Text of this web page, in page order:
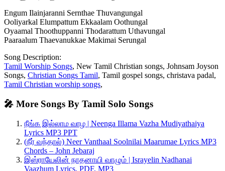
Engum Ilainjaranni Sernthae Thuvangungal
Ooliyarkal Elumpattum Ekkaalam Oothungal
Oyaamal Thoothuppanni Thodarattum Uthavungal
Paaraalum Thaevanukkae Makimai Serungal
Song Description:
Tamil Worship Songs, New Tamil Christian songs, Johnsam Joyson
Songs, Christian Songs Tamil, Tamil gospel songs, christava padal,
Tamil Christian worship songs,
🎤 More Songs By Tamil Solo Songs
நீங்க இல்லாம வாழ | Neenga Illama Vazha Mudiyathaiya
Lyrics MP3 PPT
(நீர் வந்தால்) Neer Vanthaal Soolnilai Maarumae Lyrics MP3
Chords – John Jebaraj
இஸ்ராயேலின் நாதனாயி வாழும் | Israyelin Nadhanai
Vaazhum Lyrics, PDF, MP3